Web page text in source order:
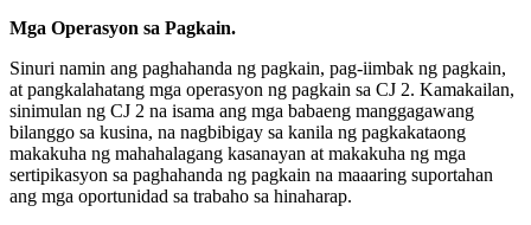
Mga Operasyon sa Pagkain.
Sinuri namin ang paghahanda ng pagkain, pag-iimbak ng pagkain,
at pangkalahatang mga operasyon ng pagkain sa CJ 2. Kamakailan,
sinimulan ng CJ 2 na isama ang mga babaeng manggagawang
bilanggo sa kusina, na nagbibigay sa kanila ng pagkakataong
makakuha ng mahahalagang kasanayan at makakuha ng mga
sertipikasyon sa paghahanda ng pagkain na maaaring suportahan
ang mga oportunidad sa trabaho sa hinaharap.